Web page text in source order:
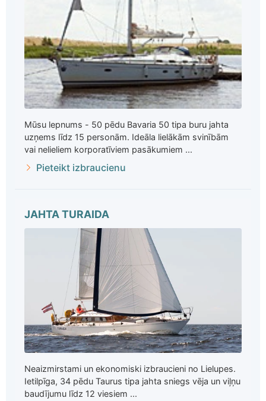
Mūsu lepnums - 50 pēdu Bavaria 50 tipa buru jahta
uzņems līdz 15 personām. Ideāla lielākām svinībām
vai nelieliem korporatīviem pasākumiem ...
Pieteikt izbraucienu
JAHTA TURAIDA
Neaizmirstami un ekonomiski izbraucieni no Lielupes.
Ietilpīga, 34 pēdu Taurus tipa jahta sniegs vēja un viļņu
baudījumu līdz 12 viesiem ...